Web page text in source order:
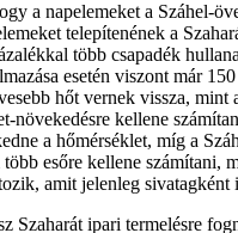
a napelemeket a Száhel-
telepítenének a
több csapadék
esetén viszont már
hőt vernek vissza, mint
növekedésre kellene
a hőmérséklet, míg a
esőre kellene számítani,
amit jelenleg sivatagként
Szaharát ipari termelésre